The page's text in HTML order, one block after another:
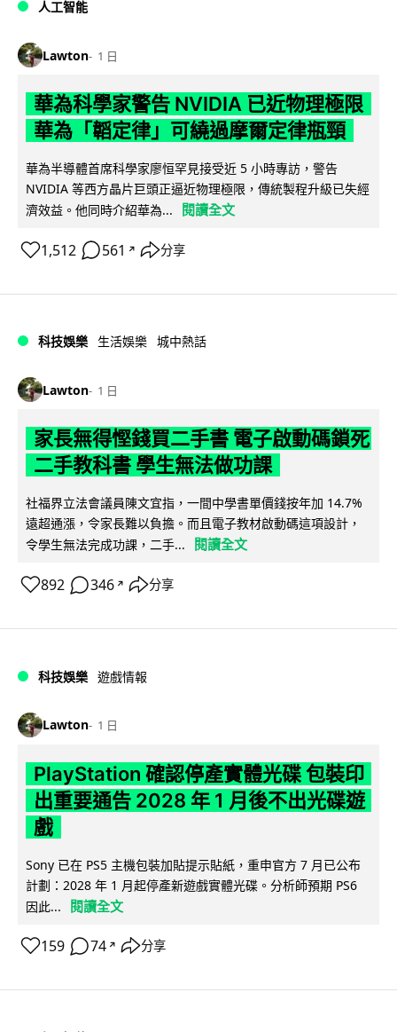
人工智能
Lawton 1 日
華為科學家警告 NVIDIA 已近物理極限
華為「韜定律」可繞過摩爾定律瓶頸
華為半導體首席科學家廖恒罕見接受近 5 小時專訪，警告
NVIDIA 等西方晶片巨頭正逼近物理極限，傳統製程升級已失經
濟效益。他同時介紹華為...
閱讀全文
1,512 561 ↗ 分享
科技娛樂 生活娛樂 城中熱話
Lawton 1 日
家長無得慳錢買二手書 電子啟動碼鎖死
二手教科書 學生無法做功課
社福界立法會議員陳文宜指，一間中學書單價錢按年加 14.7%
遠超通漲，令家長難以負擔。而且電子教材啟動碼這項設計，
令學生無法完成功課，二手...
閱讀全文
892 346 ↗ 分享
科技娛樂 遊戲情報
Lawton 1 日
PlayStation 確認停產實體光碟 包裝印
出重要通告 2028 年 1 月後不出光碟遊
戲
Sony 已在 PS5 主機包裝加貼提示貼紙，重申官方 7 月已公布
計劃：2028 年 1 月起停產新遊戲實體光碟。分析師預期 PS6
因此...
閱讀全文
159 74 ↗ 分享